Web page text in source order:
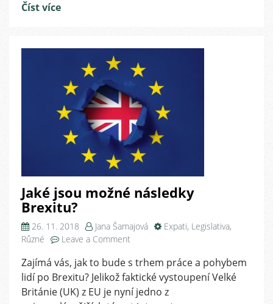
Číst více
Jaké jsou možné následky
Brexitu?
26. 11. 2018 Jana Šamajová Expati, Legislativa,
Různé
Leave a Comment
jsou
možné
následky
Zajímá vás, jak to bude s trhem práce a pohybem
lidí po Brexitu? Jelikož faktické vystoupení Velké
Británie (UK) z EU je nyní jedno z